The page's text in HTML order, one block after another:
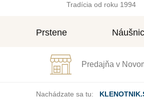
Tradícia od roku 1994
Prstene
Predajňa v
Nachádzate sa tu: